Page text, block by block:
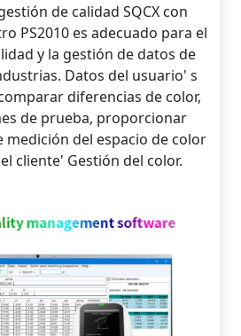
de calidad SQCX con
PS2010 es adecuado para el
y la gestión de datos de
Datos del usuario' s
diferencias de color,
de prueba, proporcionar
medición del espacio de color
cliente' Gestión del color.